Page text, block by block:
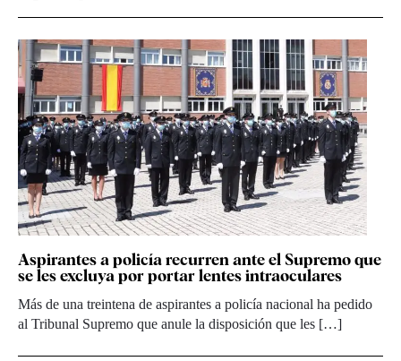
Aspirantes a policía recurren ante el Supremo que
se les excluya por portar lentes intraoculares
Más de una treintena de aspirantes a policía nacional ha pedido
al Tribunal Supremo que anule la disposición que les […]